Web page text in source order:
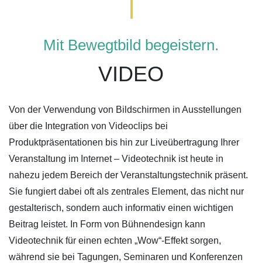
Mit Bewegtbild begeistern.
VIDEO
Von der Verwendung von Bildschirmen in Ausstellungen
über die Integration von Videoclips bei
Produktpräsentationen bis hin zur Liveübertragung Ihrer
Veranstaltung im Internet – Videotechnik ist heute in
nahezu jedem Bereich der Veranstaltungstechnik präsent.
Sie fungiert dabei oft als zentrales Element, das nicht nur
gestalterisch, sondern auch informativ einen wichtigen
Beitrag leistet. In Form von Bühnendesign kann
Videotechnik für einen echten „Wow“-Effekt sorgen,
während sie bei Tagungen, Seminaren und Konferenzen